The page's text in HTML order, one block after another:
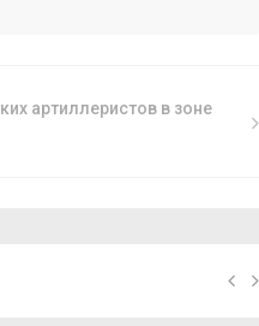
артиллеристов в зоне